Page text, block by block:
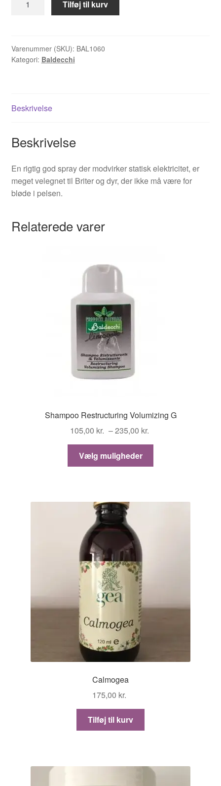
Spray
Tilføj til kurv
Varenummer (SKU): BAL1060
Kategori: Baldecchi
Beskrivelse
Beskrivelse
En rigtig god spray der modvirker statisk elektricitet, er
meget velegnet til Briter og dyr, der ikke må være for
bløde i pelsen.
Relaterede varer
Shampoo Restructuring Volumizing G
105,00 kr. –235,00 kr.
105,00 kr.
235,00 kr.
Vælg muligheder
varianter.
Calmogea
175,00 kr.
Tilføj til kurv